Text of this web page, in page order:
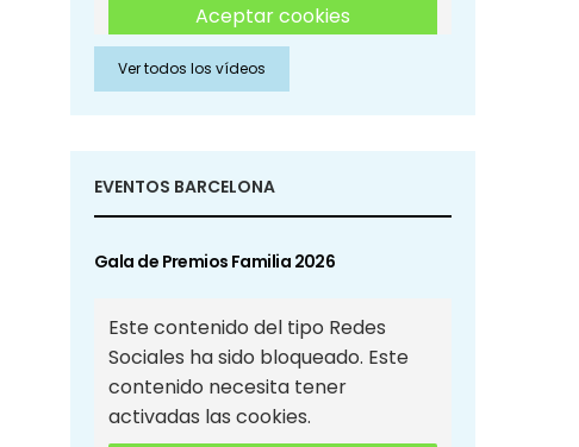
Aceptar cookies
Aceptar cookies de Redes
Sociales
Ver todos los vídeos
EVENTOS BARCELONA
Gala de Premios Familia 2026
Este contenido del tipo Redes
Sociales ha sido bloqueado. Este
contenido necesita tener
activadas las cookies.